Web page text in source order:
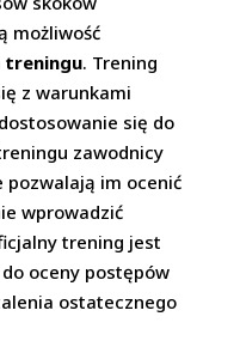
możliwość
treningu. Trening
z warunkami
się do
zawodnicy
pozwalają im ocenić
wprowadzić
trening jest
oceny postępów
ostatecznego